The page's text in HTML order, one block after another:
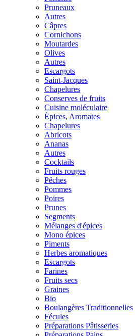
Pruneaux
Autres
Câpres
Cornichons
Moutardes
Olives
Autres
Escargots
Saint-Jacques
Chapelures
Conserves de fruits
Cuisine moléculaire
Épices, Aromates
Chapelures
Abricots
Ananas
Autres
Cocktails
Fruits rouges
Pêches
Pommes
Poires
Prunes
Segments
Mélanges d'épices
Mono épices
Piments
Herbes aromatiques
Escargots
Farines
Fruits secs
Graines
Bio
Boulangères Traditionnelles
Fécules
Préparations Pâtisseries